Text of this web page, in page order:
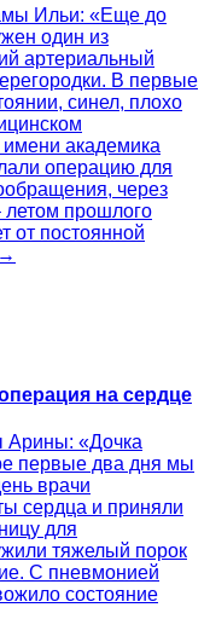
Ильи: «Еще до
один из
артериальный
В первые
синел, плохо
академика
операцию для
через
летом прошлого
от постоянной
на сердце
Арины: «Дочка
первые два дня мы
врачи
сердца и приняли
для
тяжелый порок
С пневмонией
состояние